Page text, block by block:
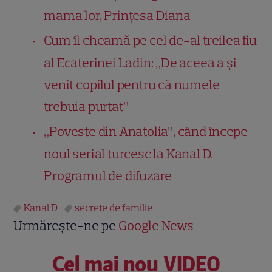
mama lor, Prințesa Diana
Cum îl cheamă pe cel de-al treilea fiu
al Ecaterinei Ladin: „De aceea a și
venit copilul pentru că numele
trebuia purtat”
„Poveste din Anatolia”, când începe
noul serial turcesc la Kanal D.
Programul de difuzare
Kanal D secrete de familie
Urmărește-ne pe Google News
Cel mai nou VIDEO